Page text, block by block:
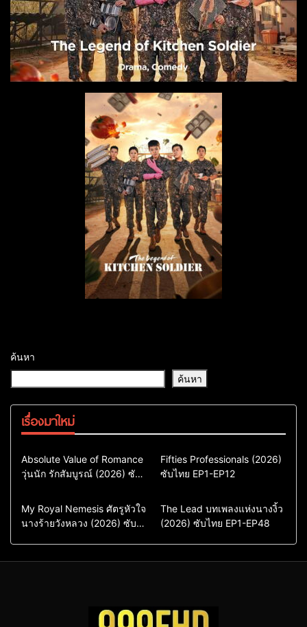
ค้นหา
ค้นหา
เรื่องมาใหม่
Comedy
Drama
ซีรี่ย์เกาหลี
ซีรี่ย์เกาหลีพากย์ไทย
Absolute Value of Romance
วุ่นนัก รักสัมบูรณ์ (2026) ซับ
Action & Adventure
Comedy
Drama
ซีรี่ย์เกาหลีซับไทย
Fifties Professionals (2026)
ซับไทย EP1-EP12
Comedy
Drama
Sci-Fi & Fantasy
My Royal Nemesis ศัตรูหัวใจ
นางร้ายวังหลวง (2026) ซับ
Drama
ซีรี่ย์จีน
ซีรี่ย์จีนซับไทย
The Lead บทเพลงแห่งนางงิ้ว
(2026) ซับไทย EP1-EP48